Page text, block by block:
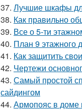
37. Лучшие шкафы
38. Как правильно
39. Все о 5-ти
40. План 9 этажного
41. Как защитить
42. Чертежи
43. Самый простой
сайдингом
44. Армопояс в доме